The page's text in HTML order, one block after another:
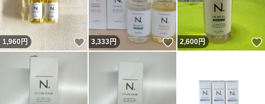
1,960円 いいね！
3,333円 いいね！
2,600円